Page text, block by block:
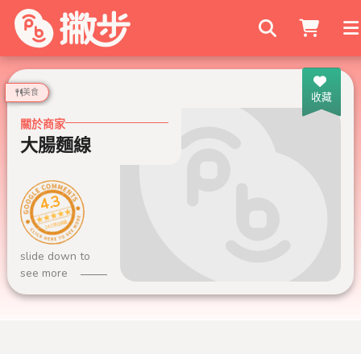
搜尋商家
收藏
美食
關於商家
大腸麵線
4.3
240 則評論
slide down to
see more